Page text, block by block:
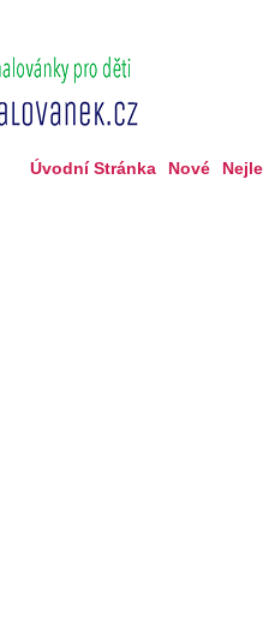
Úvodní Stránka Nové